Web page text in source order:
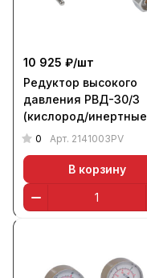
10 925 ₽/шт
Редуктор высокого
давления РВД-30/3
(кислород/инертные
газы, поверенный),
0 Арт. 2141003PV
В корзину